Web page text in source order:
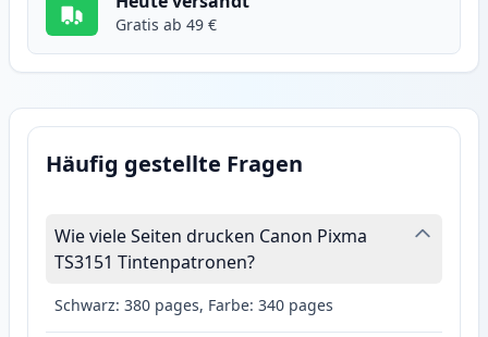
Gratis ab 49 €
Häufig gestellte Fragen
Wie viele Seiten drucken Canon Pixma
TS3151 Tintenpatronen?
Schwarz: 380 pages, Farbe: 340 pages